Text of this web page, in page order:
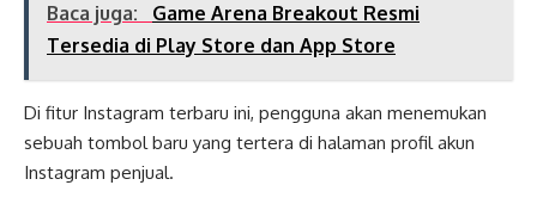
Baca juga:
Game Arena Breakout Resmi
Tersedia di Play Store dan App Store
Di fitur Instagram terbaru ini, pengguna akan menemukan
sebuah tombol baru yang tertera di halaman profil akun
Instagram penjual.